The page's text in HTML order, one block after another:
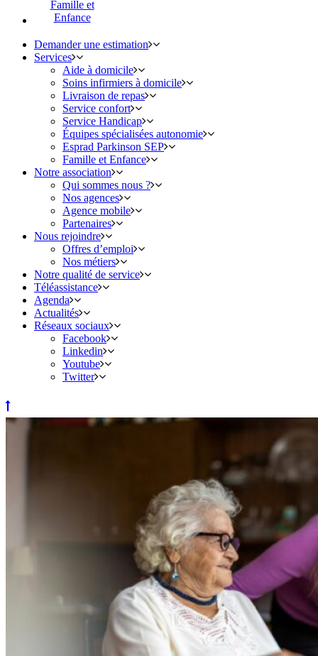
Famille et
Enfance
Demander une estimation
Services
Aide à domicile
Soins infirmiers à domicile
Livraison de repas
Service confort
Service Handicap
Équipes spécialisées autonomie
Esprad Parkinson SEP
Famille et Enfance
Notre association
Qui sommes nous ?
Nos agences
Agence mobile
Partenaires
Nous rejoindre
Offres d’emploi
Nos métiers
Notre qualité de service
Téléassistance
Agenda
Actualités
Réseaux sociaux
Facebook
Linkedin
Youtube
Twitter